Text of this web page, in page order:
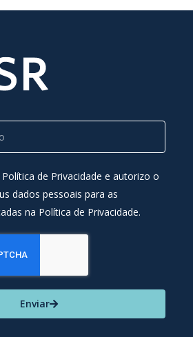
de Privacidade e autorizo o
dados pessoais para as
na Política de Privacidade.
Enviar